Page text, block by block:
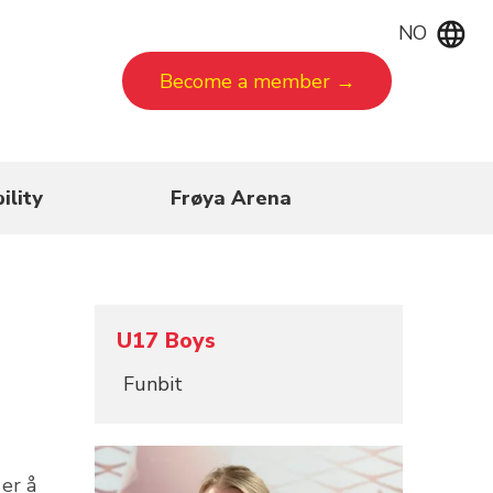
NO
Become a member →
Frøya Arena
å
U17 Boys
Funbit